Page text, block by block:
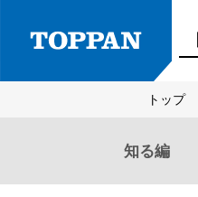
トップ
知る編